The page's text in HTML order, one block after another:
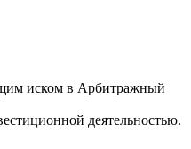
иском в Арбитражный
деятельностью.